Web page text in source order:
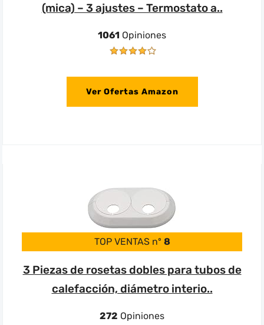
(mica) – 3 ajustes – Termostato a..
1061 Opiniones
Ver Ofertas Amazon
TOP VENTAS nº 8
3 Piezas de rosetas dobles para tubos de
calefacción, diámetro interio..
272 Opiniones